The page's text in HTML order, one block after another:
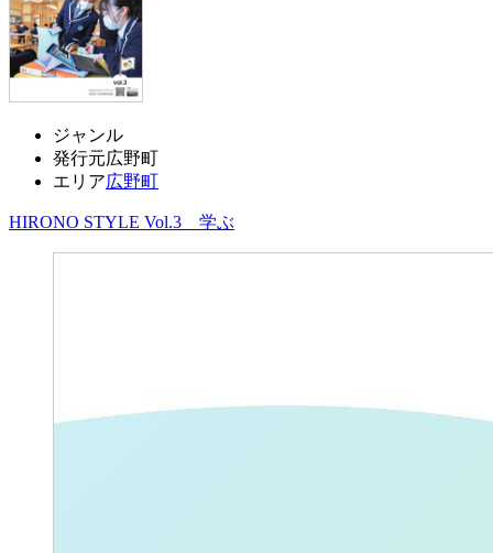
ジャンル
発行元広野町
エリア広野町
HIRONO STYLE Vol.3 学ぶ